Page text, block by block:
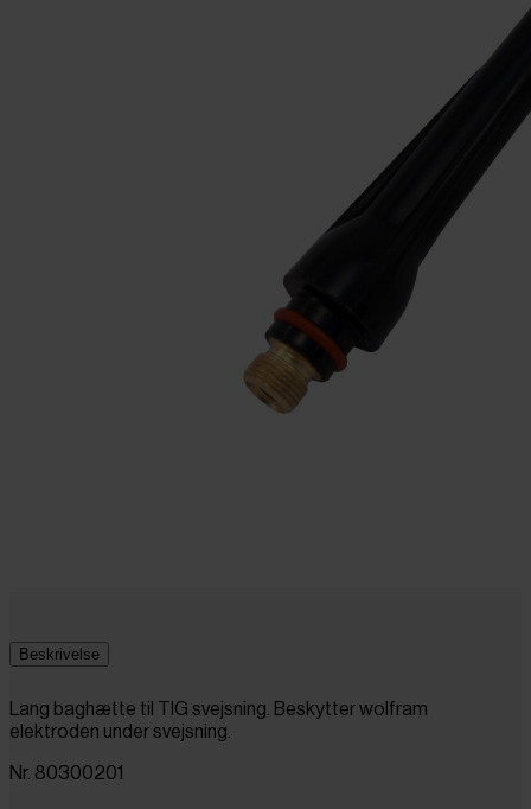
Beskrivelse
Lang baghætte til TIG svejsning. Beskytter wolfram
elektroden under svejsning.
Nr. 80300201